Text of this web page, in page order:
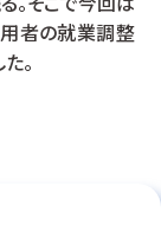
者の就業調整
。